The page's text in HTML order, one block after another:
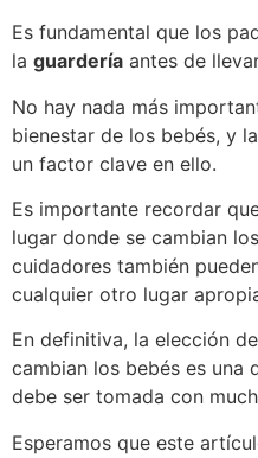
Es fundamental que los
la guardería antes de
No hay nada más
bienestar de los bebés, y
un factor clave en ello.
Es importante recordar
lugar donde se cambian
cuidadores también
cualquier otro lugar
En definitiva, la elección
cambian los bebés es una
debe ser tomada con
Esperamos que este